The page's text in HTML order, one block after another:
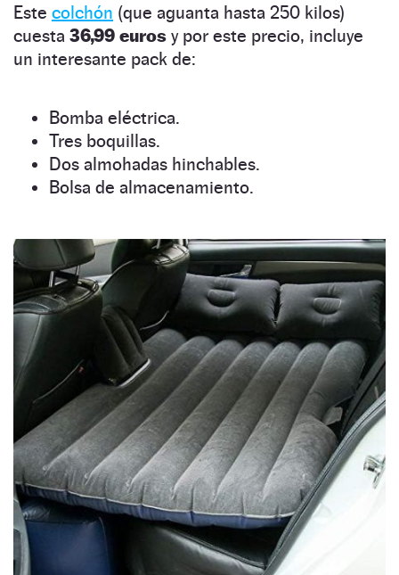
Este colchón (que aguanta hasta 250 kilos)
cuesta 36,99 euros y por este precio, incluye
un interesante pack de:
Bomba eléctrica.
Tres boquillas.
Dos almohadas hinchables.
Bolsa de almacenamiento.